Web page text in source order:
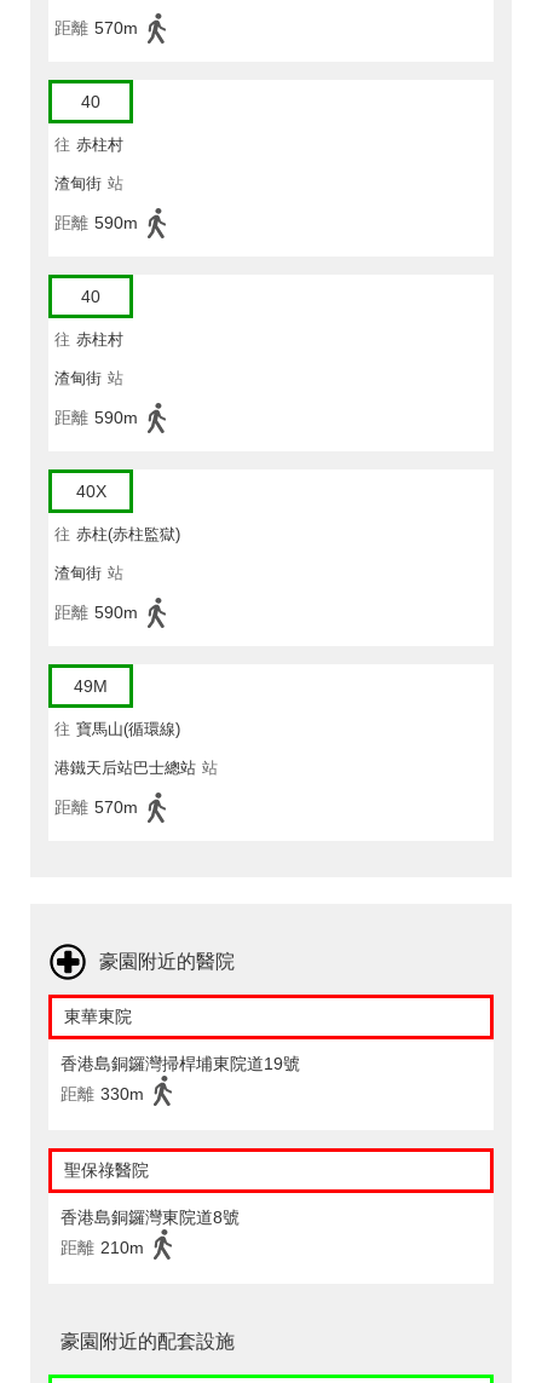
距離 570m
40
往 赤柱村
渣甸街 站
距離 590m
40
往 赤柱村
渣甸街 站
距離 590m
40X
往 赤柱(赤柱監獄)
渣甸街 站
距離 590m
49M
往 寶馬山(循環線)
港鐵天后站巴士總站 站
距離 570m
豪園附近的醫院
東華東院
香港島銅鑼灣掃桿埔東院道19號
距離 330m
聖保祿醫院
香港島銅鑼灣東院道8號
距離 210m
豪園附近的配套設施